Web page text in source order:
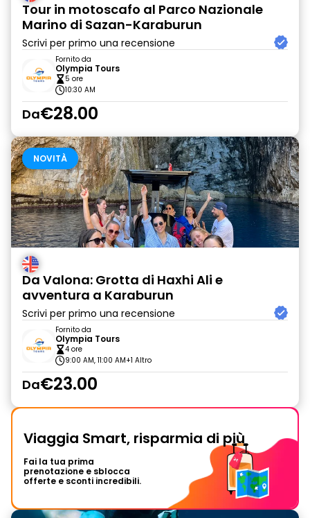
Tour in motoscafo al Parco Nazionale
Marino di Sazan-Karaburun
Scrivi per primo una recensione
Fornito da
Olympia Tours
5 ore
10:30 AM
Da€28.00
NOVITÀ
Da Valona: Grotta di Haxhi Ali e
avventura a Karaburun
Scrivi per primo una recensione
Fornito da
Olympia Tours
4 ore
9:00 AM, 11:00 AM+1 Altro
Da€23.00
Viaggia Smart, risparmia di più
Fai la tua prima
prenotazione e sblocca
offerte e sconti incredibili.